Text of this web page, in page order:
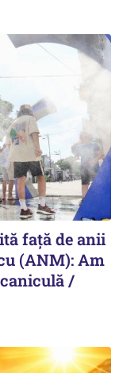
față de anii
(ANM): Am
/